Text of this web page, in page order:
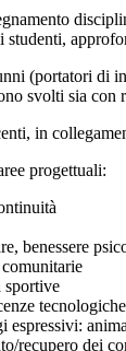
studenti,
(portatori di
svolti sia con
in
progettuali:
benessere
sportive
espressivi:
recupero dei